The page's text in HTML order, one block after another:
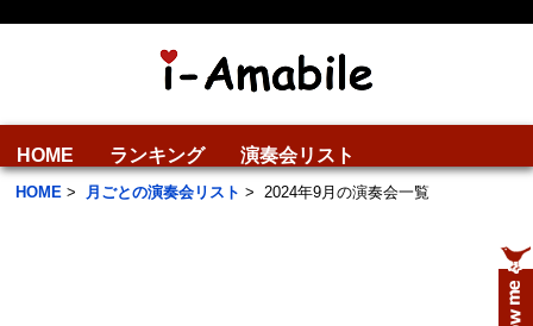
HOME ランキング 演奏会リスト
HOME > 月ごとの演奏会リスト > 2024年9月の演奏会一覧